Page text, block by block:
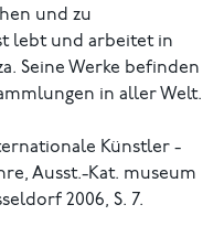
und zu
lebt und arbeitet in
Seine Werke befinden
in aller Welt.
Künstler -
Ausst.-Kat. museum
2006, S. 7.